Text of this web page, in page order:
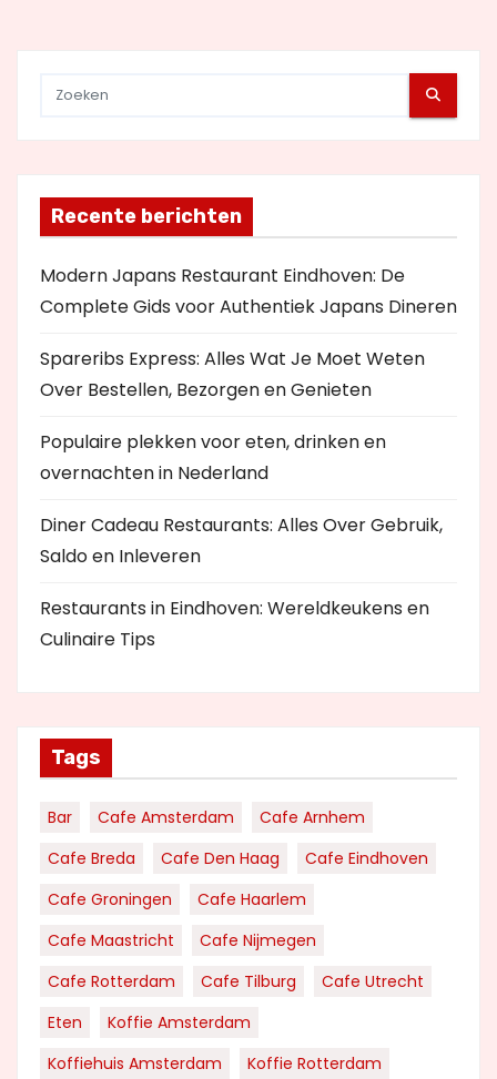
Recente berichten
Modern Japans Restaurant Eindhoven: De
Complete Gids voor Authentiek Japans Dineren
Spareribs Express: Alles Wat Je Moet Weten
Over Bestellen, Bezorgen en Genieten
Populaire plekken voor eten, drinken en
overnachten in Nederland
Diner Cadeau Restaurants: Alles Over Gebruik,
Saldo en Inleveren
Restaurants in Eindhoven: Wereldkeukens en
Culinaire Tips
Tags
Bar Cafe Amsterdam
Cafe Arnhem
Cafe Breda
Cafe Den Haag
Cafe Eindhoven
Cafe Groningen
Cafe Haarlem
Cafe Maastricht
Cafe Nijmegen
Cafe Rotterdam
Cafe Tilburg
Cafe Utrecht
Eten
Koffie Amsterdam
Koffiehuis Amsterdam
Koffie Rotterdam